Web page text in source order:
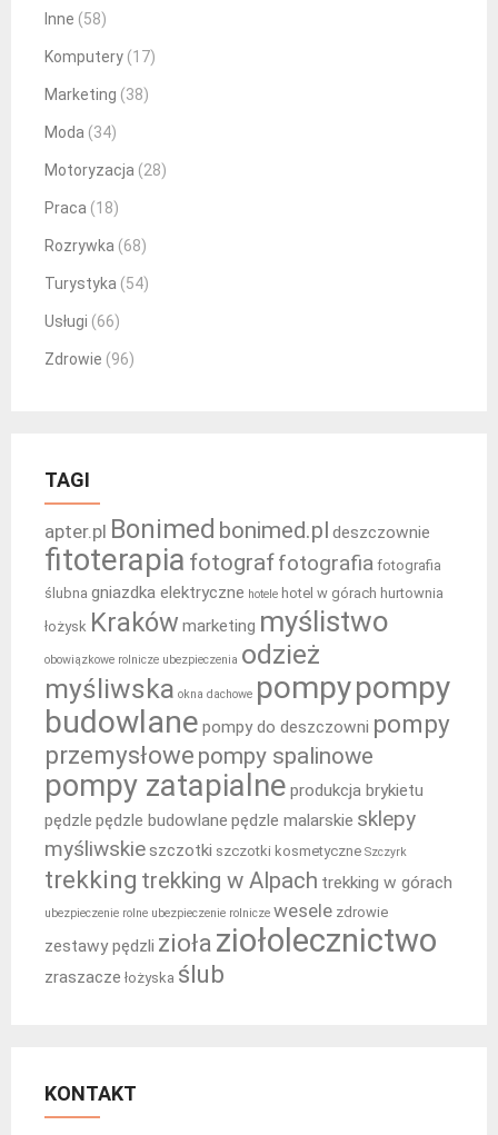
Inne (58)
Komputery (17)
Marketing (38)
Moda (34)
Motoryzacja (28)
Praca (18)
Rozrywka (68)
Turystyka (54)
Usługi (66)
Zdrowie (96)
TAGI
apter.pl Bonimed bonimed.pl deszczownie
fitoterapia fotograffotografia fotografia
ślubna gniazdka elektryczne hotele hotel w górach hurtownia
łożysk Kraków marketing myślistwo
obowiązkowe rolnicze ubezpieczenia odzież
myśliwska okna dachowe pompypompy
budowlane pompy do deszczowni pompy
przemysłowe pompy spalinowe
pompy zatapialne produkcja brykietu
pędzle pędzle budowlane pędzle malarskie sklepy
myśliwskieszczotki szczotki kosmetyczne Szczyrk
trekking trekking w Alpach trekking w górach
ubezpieczenie rolne ubezpieczenie rolnicze wesele zdrowie
zestawy pędzli zioła ziołolecznictwo
zraszacze łożyska ślub
KONTAKT